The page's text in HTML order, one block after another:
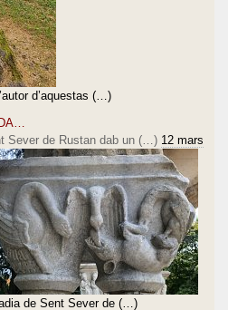
comportant autre
ont été supprimées]
comportant autre
ont été supprimées]
d’aquestas (…)
Sever de Rustan dab un (…) 12 mars
de Sent Sever de (…)